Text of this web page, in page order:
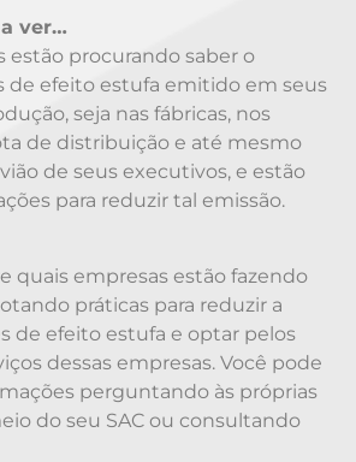
ver…
estão procurando saber o
de efeito estufa emitido em seus
seja nas fábricas, nos
de distribuição e até mesmo
de seus executivos, e estão
para reduzir tal emissão.
quais empresas estão fazendo
práticas para reduzir a
de efeito estufa e optar pelos
dessas empresas. Você pode
perguntando às próprias
do seu SAC ou consultando